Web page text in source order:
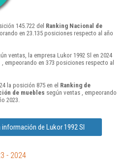
145.722 del Ranking Nacional de
en 23.135 posiciones respecto al año
ventas, la empresa Lukor 1992 Sl en 2024
empeorando en 373 posiciones respecto al
la posición 875 en el Ranking de
de muebles según ventas , empeorando
2023.
de Lukor 1992 Sl
- 2024